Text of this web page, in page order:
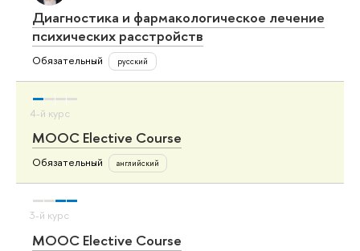
Диагностика и фармакологическое лечение
психических расстройств
Обязательный русский
MOOC Elective Course
Обязательный английский
MOOC Elective Course